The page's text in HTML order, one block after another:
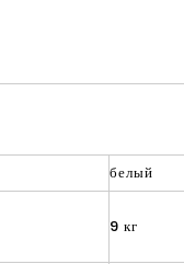
белый
9 кг